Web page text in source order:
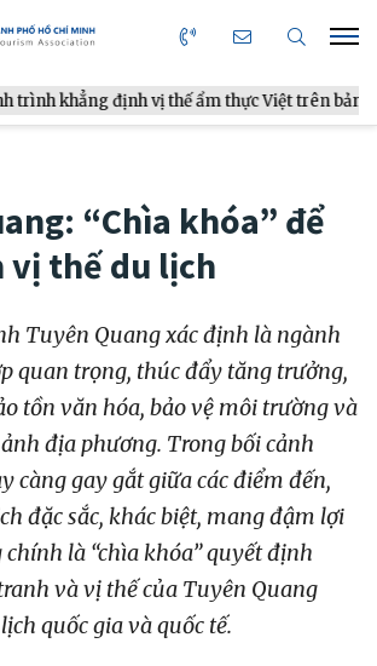
vị thế ẩm thực Việt trên bản đồ thế giới
“Chìa khóa” để
vị thế du lịch
Tuyên Quang xác định là ngành
quan trọng, thúc đẩy tăng trưởng,
tồn văn hóa, bảo vệ môi trường và
địa phương. Trong bối cảnh
càng gay gắt giữa các điểm đến,
đặc sắc, khác biệt, mang đậm lợi
là “chìa khóa” quyết định
và vị thế của Tuyên Quang
quốc gia và quốc tế.